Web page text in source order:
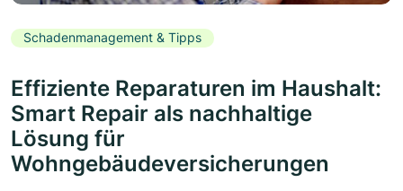
Schadenmanagement & Tipps
Effiziente Reparaturen im Haushalt:
Smart Repair als nachhaltige
Lösung für
Wohngebäudeversicherungen